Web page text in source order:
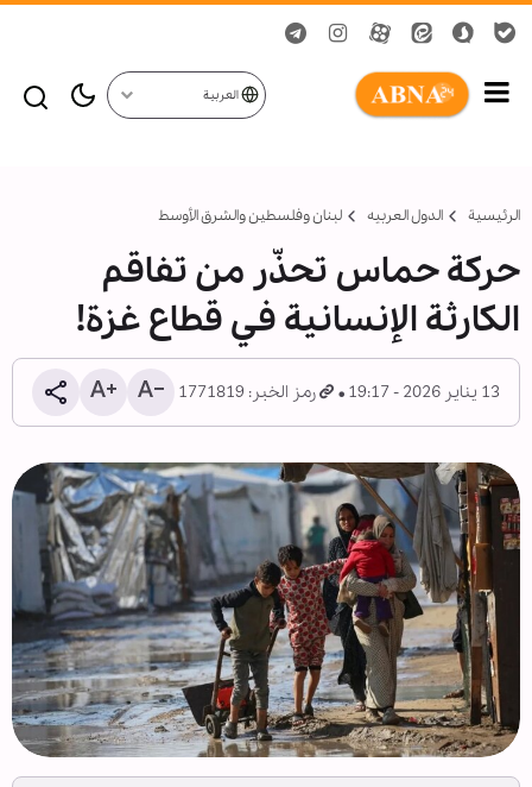
العربية
الرئيسية الدول العربیه لبنان وفلسطين والشرق الأوسط
حركة حماس تحذّر من تفاقم
الكارثة الإنسانية في قطاع غزة!
13 يناير 2026 - 19:17 رمز الخبر: 1771819